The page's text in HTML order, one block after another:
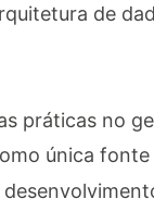
de
práticas no
única